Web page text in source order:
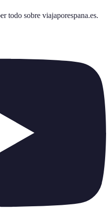
todo sobre viajaporespana.es.